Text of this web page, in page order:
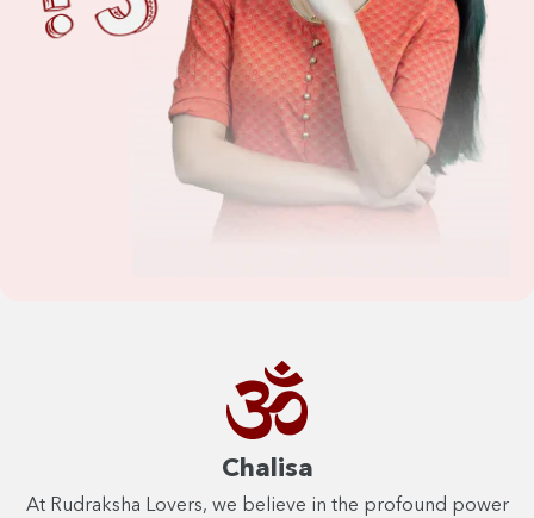
Chalisa
At Rudraksha Lovers, we believe in the profound power